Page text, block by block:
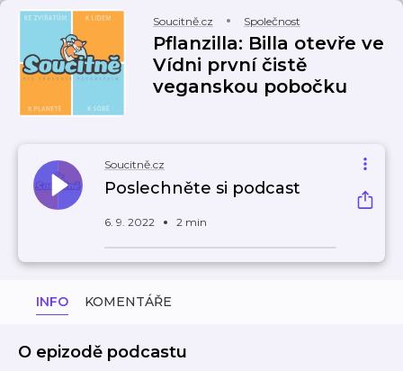
Soucitně.cz Společnost
Pflanzilla: Billa otevře ve
Vídni první čistě
veganskou pobočku
Soucitně.cz
Poslechněte si podcast
6. 9. 2022 2 min
INFO KOMENTÁŘE
O epizodě podcastu